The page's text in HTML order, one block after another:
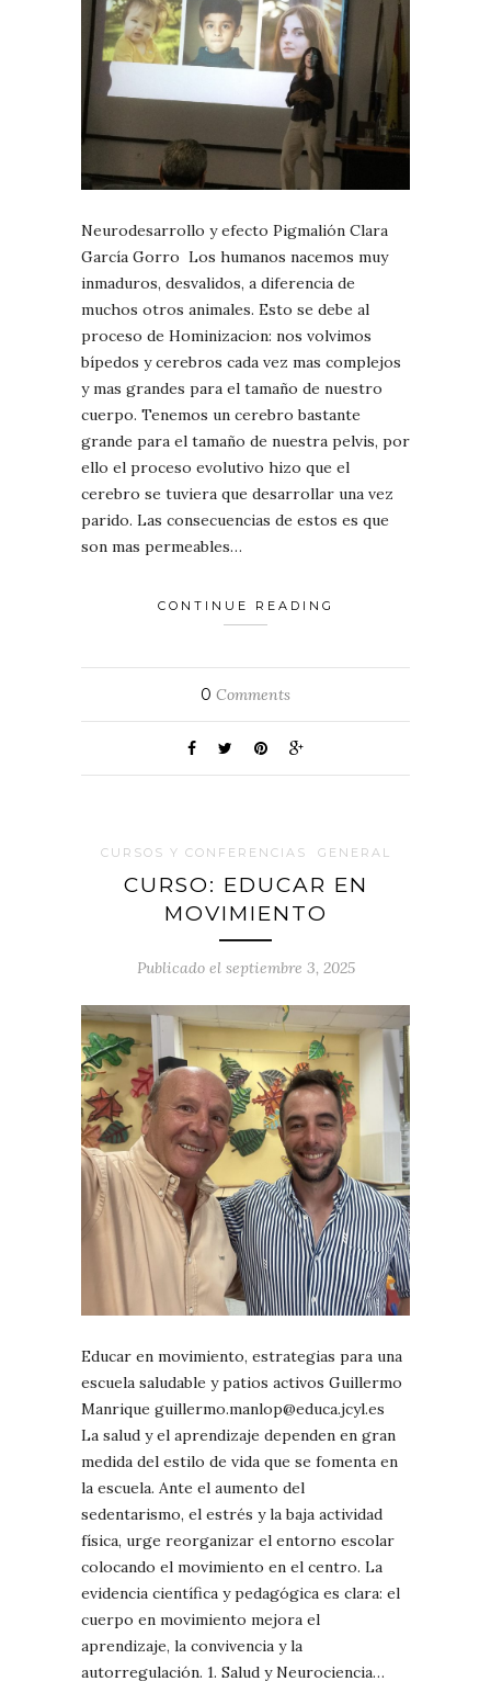
Neurodesarrollo y efecto Pigmalión Clara
García Gorro Los humanos nacemos muy
inmaduros, desvalidos, a diferencia de
muchos otros animales. Esto se debe al
proceso de Hominizacion: nos volvimos
bípedos y cerebros cada vez mas complejos
y mas grandes para el tamaño de nuestro
cuerpo. Tenemos un cerebro bastante
grande para el tamaño de nuestra pelvis, por
ello el proceso evolutivo hizo que el
cerebro se tuviera que desarrollar una vez
parido. Las consecuencias de estos es que
son mas permeables…
CONTINUE READING
0 Comments
CURSOS Y CONFERENCIAS GENERAL
CURSO: EDUCAR EN
MOVIMIENTO
Publicado el septiembre 3, 2025
Educar en movimiento, estrategias para una
escuela saludable y patios activos Guillermo
Manrique guillermo.manlop@educa.jcyl.es
La salud y el aprendizaje dependen en gran
medida del estilo de vida que se fomenta en
la escuela. Ante el aumento del
sedentarismo, el estrés y la baja actividad
física, urge reorganizar el entorno escolar
colocando el movimiento en el centro. La
evidencia científica y pedagógica es clara: el
cuerpo en movimiento mejora el
aprendizaje, la convivencia y la
autorregulación. 1. Salud y Neurociencia…